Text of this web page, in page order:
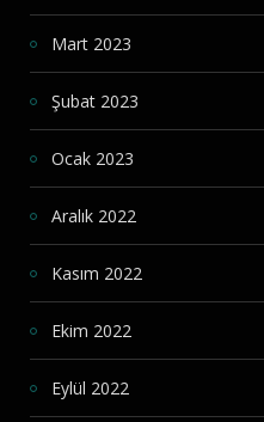
Mart 2023
Şubat 2023
Ocak 2023
Aralık 2022
Kasım 2022
Ekim 2022
Eylül 2022